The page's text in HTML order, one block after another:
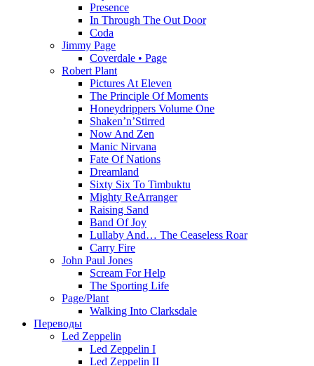
Presence
In Through The Out Door
Coda
Jimmy Page
Coverdale • Page
Robert Plant
Pictures At Eleven
The Principle Of Moments
Honeydrippers Volume One
Shaken’n’Stirred
Now And Zen
Manic Nirvana
Fate Of Nations
Dreamland
Sixty Six To Timbuktu
Mighty ReArranger
Raising Sand
Band Of Joy
Lullaby And… The Ceaseless Roar
Carry Fire
John Paul Jones
Scream For Help
The Sporting Life
Page/Plant
Walking Into Clarksdale
Переводы
Led Zeppelin
Led Zeppelin I
Led Zeppelin II